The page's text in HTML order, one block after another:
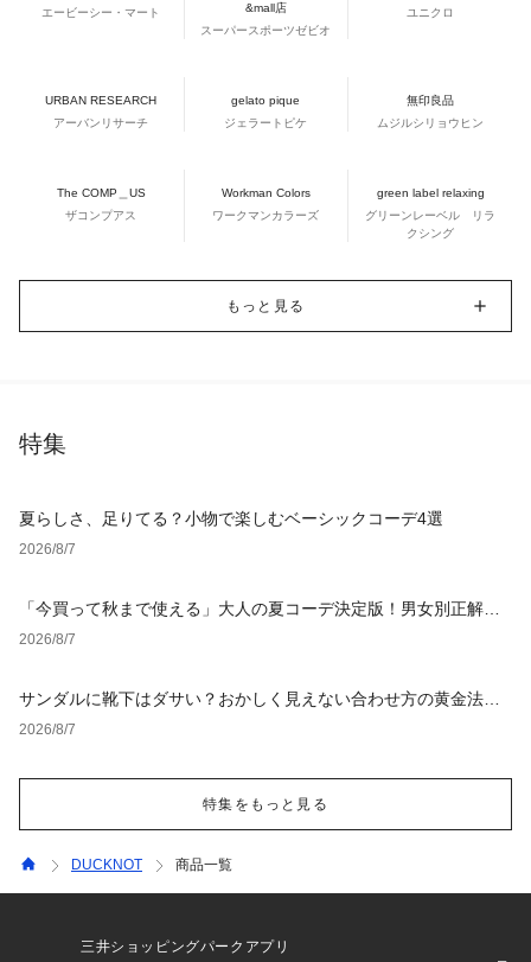
エービーシー・マート
&mall店
スーパースポーツゼビオ
ユニクロ
URBAN RESEARCH
アーバンリサーチ
gelato pique
ジェラートピケ
無印良品
ムジルシリョウヒン
The COMP＿US
ザコンプアス
Workman Colors
ワークマンカラーズ
green label relaxing
グリーンレーベル リラ
クシング
もっと見る
特集
夏らしさ、足りてる？小物で楽しむベーシックコーデ4選
2026/8/7
「今買って秋まで使える」大人の夏コーデ決定版！男女別正解ス
タイルとNGな着こなし
2026/8/7
サンダルに靴下はダサい？おかしく見えない合わせ方の黄金法則
と男女別おすすめコーデ
2026/8/7
特集をもっと見る
DUCKNOT 商品一覧
三井ショッピングパークアプリ